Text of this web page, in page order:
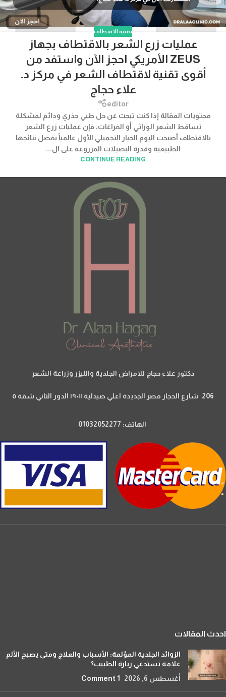
تقنية الاقتطاف
عمليات زرع الشعر بالاقتطاف بجهاز
ZEUS الأمريكي احجز الآن واستفد من
أقوى تقنية لاقتطاف الشعر في مركز د.
علاء حجاج
editor
محتويات المقالة إذا كنت تبحث عن حل طبي جذري ودائم لمشكلة
تساقط الشعر الوراثي أو الفراغات، فإن عمليات زرع الشعر
بالاقتطاف أصبحت اليوم الخيار التجميلي الأول عالمياً بفضل نتائجها
الطبيعية وقدرة البصيلات المزروعة على ال...
CONTINUE READING
دكتور علاء حجاج للامراض الجلدية والليزر وزراعة الشعر
206 شارع الحجاز مصر الجديدة اعلي صيدلية ١٩٠١١ الدور التاني شقة ٥
الهاتف: 01032052277
احدث المقالات
الزوائد الجلدية المؤلمة: الأسباب والعلاج ومتى يصبح الألم
علامة تستدعي زيارة الطبيب؟
أغسطس 6, 2026
1 Comment